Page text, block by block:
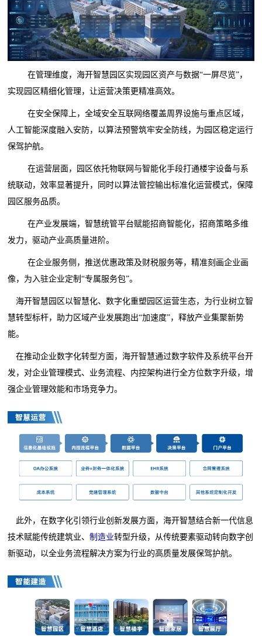
在管理维度，海开智慧园区实现园区资产与数据“一屏尽览”，
实现园区精细化管理，让运营决策更精准高效。
在安全保障上，全域安全互联网络覆盖周界设施与重点区域，
人工智能深度融入安防，以算法预警筑牢安全防线，为园区稳定运行
保驾护航。
在运营层面，园区依托物联网与智能化手段打通楼宇设备与系
统联动，效率显著提升，同时以算法管控输出标准化运营模式，保障
园区服务品质。
在产业发展端，智慧统管平台赋能招商智能化，招商策略多维
发力，驱动产业高质量进阶。
在企业服务侧，推送优惠政策及财税服务等，精准刻画企业画
像，为入驻企业定制“专属服务包”。
海开智慧园区以智慧化、数字化重塑园区运营生态，为行业树立智
慧转型标杆，助力区域产业发展跑出“加速度”，释放产业集聚新势
能。
在推动企业数字化转型方面，海开智慧通过数字软件及系统平台开
发，对企业管理模式、业务流程、内控架构进行全方位数字升级，增
强企业管理效能和市场竞争力。
此外，在数字化引领行业创新发展方面，海开智慧结合新一代信息
技术赋能传统建筑业、制造业转型升级，从传统要素驱动转向数字创
新驱动，以全业务流程解决方案为行业的高质量发展保驾护航。